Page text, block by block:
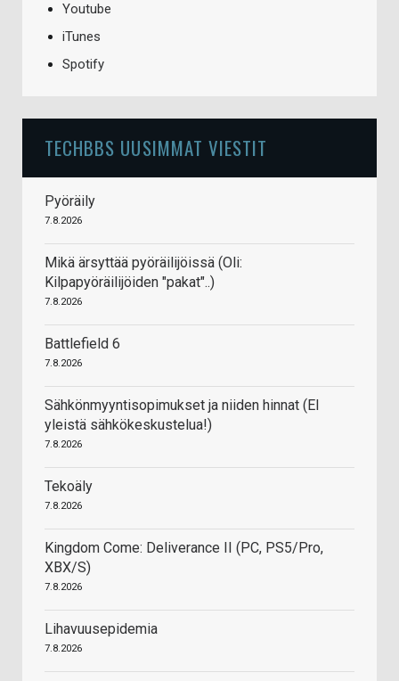
Youtube
iTunes
Spotify
TECHBBS UUSIMMAT VIESTIT
Pyöräily
7.8.2026
Mikä ärsyttää pyöräilijöissä (Oli:
Kilpapyöräilijöiden "pakat"..)
7.8.2026
Battlefield 6
7.8.2026
Sähkönmyyntisopimukset ja niiden hinnat (EI
yleistä sähkökeskustelua!)
7.8.2026
Tekoäly
7.8.2026
Kingdom Come: Deliverance II (PC, PS5/Pro,
XBX/S)
7.8.2026
Lihavuusepidemia
7.8.2026